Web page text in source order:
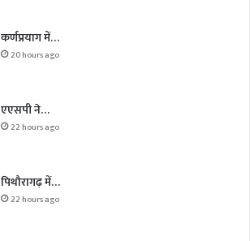
कर्णप्रयाग में…
20 hours ago
एएसपी ने…
22 hours ago
पिथौरागढ़ में…
22 hours ago